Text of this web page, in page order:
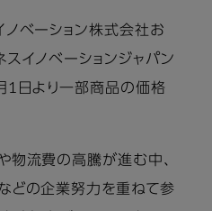
ベーション株式会社お
イノベーションジャパン
1日より一部商品の価格
物流費の高騰が進む中、
どの企業努力を重ねて参